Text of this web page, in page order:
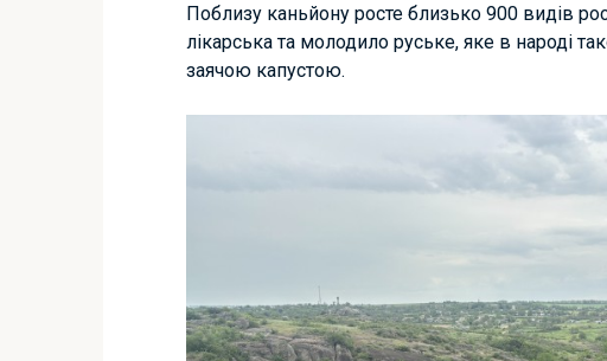
Поблизу каньйону росте близько 900 видів
лікарська та молодило руське, яке в народі
заячою капустою.